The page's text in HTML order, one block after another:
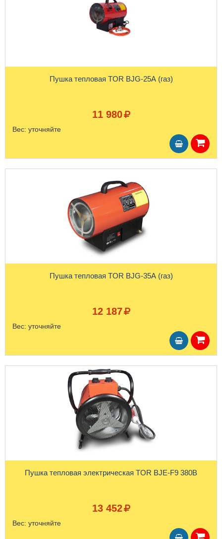
Пушка тепловая TOR BJG-25A (газ)
11 980
Вес: уточняйте
Пушка тепловая TOR BJG-35A (газ)
12 187
Вес: уточняйте
Пушка тепловая электрическая TOR BJE-F9 380В
13 452
Вес: уточняйте